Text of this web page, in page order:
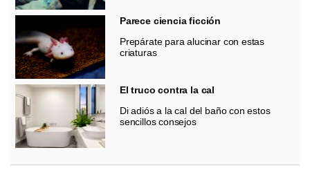
Parece ciencia ficción
Prepárate para alucinar con estas
criaturas
El truco contra la cal
Di adiós a la cal del baño con estos
sencillos consejos